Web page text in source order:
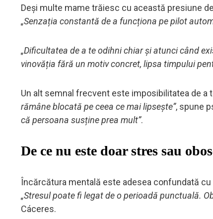
Deși multe mame trăiesc cu această presiune
„Senzația constantă de a funcționa pe pilot
„Dificultatea de a te odihni chiar și atunci când
vinovăția fără un motiv concret, lipsa timpului
Un alt semnal frecvent este imposibilitatea de a
rămâne blocată pe ceea ce mai lipsește”, spune
că persoana susține prea mult”.
De ce nu este doar stres sau
Încărcătura mentală este adesea confundată
„Stresul poate fi legat de o perioadă punctuală.
Cáceres.